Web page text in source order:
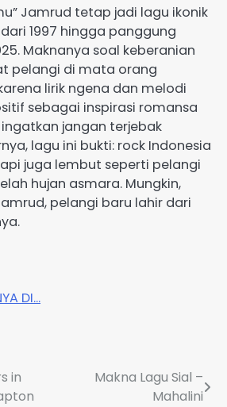
Jamrud tetap jadi lagu ikonik
1997 hingga panggung
Maknanya soal keberanian
pelangi di mata orang
lirik ngena dan melodi
sebagai inspirasi romansa
jangan terjebak
lagu ini bukti: rock Indonesia
juga lembut seperti pelangi
hujan asmara. Mungkin,
pelangi baru lahir dari
DI…
in
Makna Lagu Sial –
Mahalini